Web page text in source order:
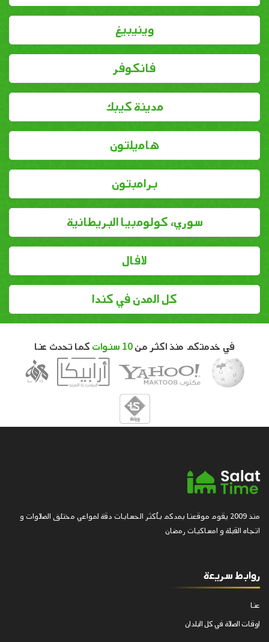
وينيبيغ
فانكوفر
مدينة كيبك
هاميلتون
برامبتون
سوري، كولومبيا البريطانية
لافال
كل المدن في كندا
في خدمتكم منذ اكثر من10 سنوات كما تحدث عنا
منذ 2009 يقوم موقعنا بمدكم بأكثر الحسابات دقة لمواعي مختلف الصلاوات و
اتجاه القبلة و امساكيات رمضان
روابط سريعة
عنا
اوقات الصلاة في كل البلدان